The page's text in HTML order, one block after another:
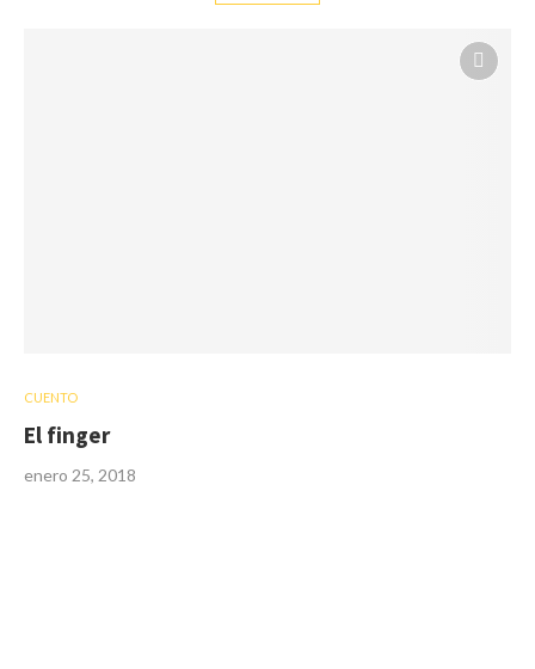
CUENTO
El finger
enero 25, 2018